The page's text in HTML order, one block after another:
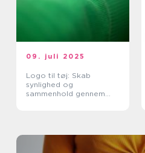
09. juli 2025
Logo til tøj: Skab
synlighed og
sammenhold gennem